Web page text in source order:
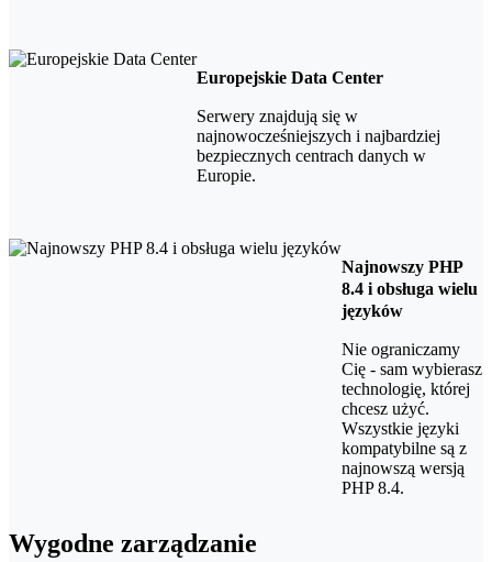
Europejskie Data Center
Serwery znajdują się w
najnowocześniejszych i najbardziej
bezpiecznych centrach danych w
Europie.
Najnowszy PHP
8.4 i obsługa wielu
języków
Nie ograniczamy
Cię - sam wybierasz
technologię, której
chcesz użyć.
Wszystkie języki
kompatybilne są z
najnowszą wersją
PHP 8.4.
Wygodne zarządzanie